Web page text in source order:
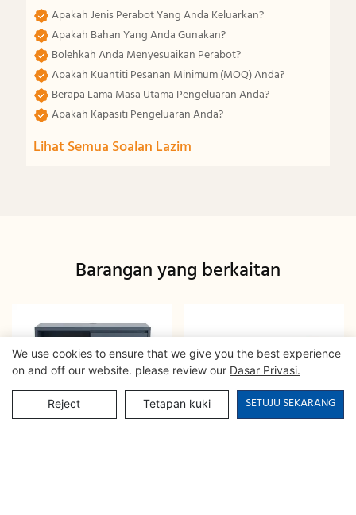
Apakah Jenis Perabot Yang Anda Keluarkan?
Apakah Bahan Yang Anda Gunakan?
Bolehkah Anda Menyesuaikan Perabot?
Apakah Kuantiti Pesanan Minimum (MOQ) Anda?
Berapa Lama Masa Utama Pengeluaran Anda?
Apakah Kapasiti Pengeluaran Anda?
Lihat Semua Soalan Lazim
Barangan yang berkaitan
We use cookies to ensure that we give you the best experience
on and off our website. please review our Dasar Privasi.
Reject Tetapan kuki SETUJU SEKARANG